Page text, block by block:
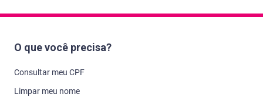
O que você precisa?
Consultar meu CPF
Limpar meu nome